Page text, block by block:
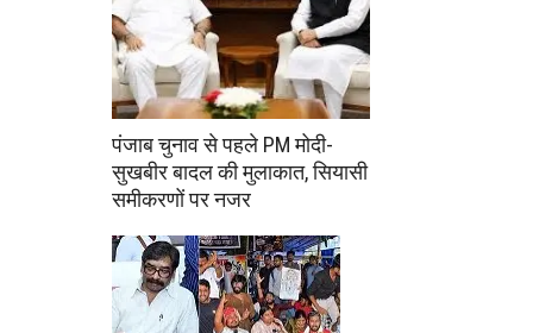
पंजाब चुनाव से पहले PM मोदी-
सुखबीर बादल की मुलाकात, सियासी
समीकरणों पर नजर